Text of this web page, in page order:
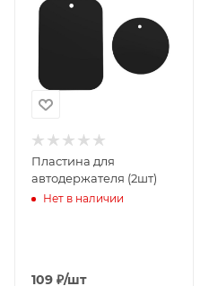
Пластина для
автодержателя (2шт)
Нет в наличии
109 ₽/шт